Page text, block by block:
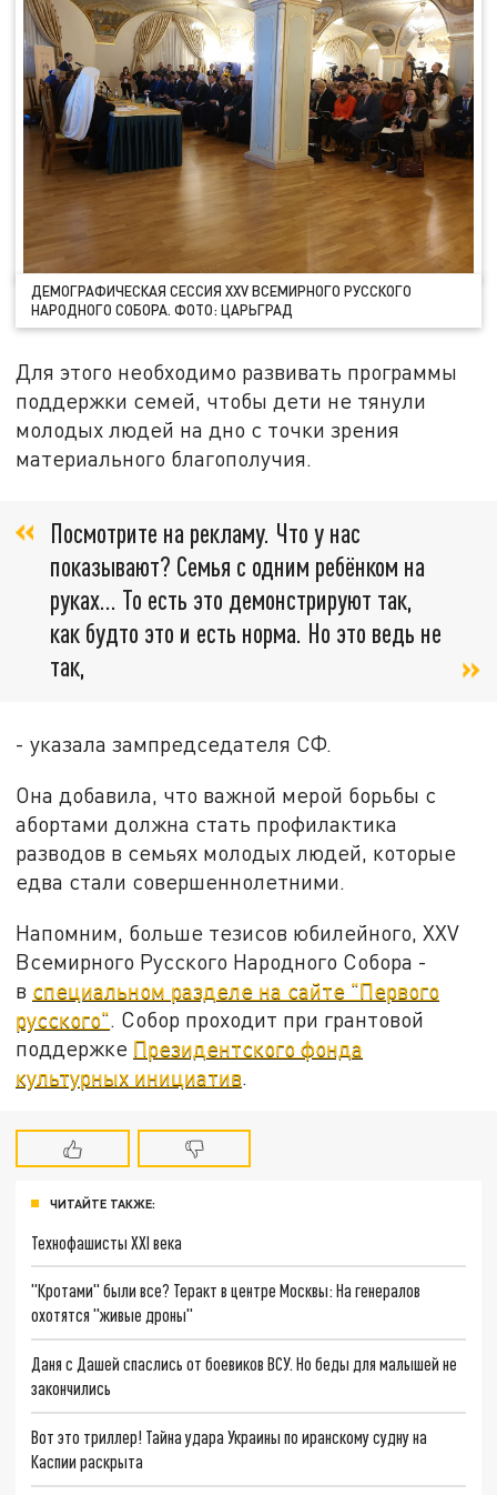
ДЕМОГРАФИЧЕСКАЯ СЕССИЯ XXV ВСЕМИРНОГО РУССКОГО
НАРОДНОГО СОБОРА. ФОТО: ЦАРЬГРАД
Для этого необходимо развивать программы
поддержки семей, чтобы дети не тянули
молодых людей на дно с точки зрения
материального благополучия.
Посмотрите на рекламу. Что у нас
показывают? Семья с одним ребёнком на
руках… То есть это демонстрируют так,
как будто это и есть норма. Но это ведь не
так,
- указала зампредседателя СФ.
Она добавила, что важной мерой борьбы с
абортами должна стать профилактика
разводов в семьях молодых людей, которые
едва стали совершеннолетними.
Напомним, больше тезисов юбилейного, XXV
Всемирного Русского Народного Собора -
в специальном разделе на сайте "Первого
русского". Собор проходит при грантовой
поддержке Президентского фонда
культурных инициатив.
ЧИТАЙТЕ ТАКЖЕ:
Технофашисты XXI века
"Кротами" были все? Теракт в центре Москвы: На генералов
охотятся "живые дроны"
Даня с Дашей спаслись от боевиков ВСУ. Но беды для малышей не
закончились
Вот это триллер! Тайна удара Украины по иранскому судну на
Каспии раскрыта